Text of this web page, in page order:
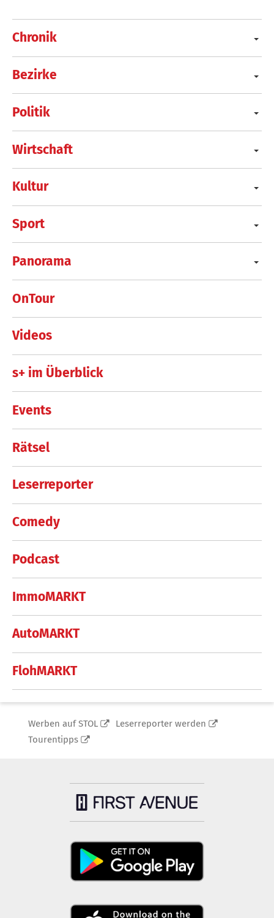
Chronik
Bezirke
Politik
Wirtschaft
Kultur
Sport
Panorama
OnTour
Videos
s+ im Überblick
Events
Rätsel
Leserreporter
Comedy
Podcast
ImmoMARKT
AutoMARKT
FlohMARKT
Werben auf STOL
Leserreporter werden
Tourentipps